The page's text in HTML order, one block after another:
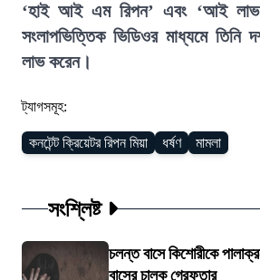
‘হাই আই এম রিপন’ এবং ‘আই
সংলাপভিত্তিক ভিডিওর মাধ্যমে তিনি
লাভ করেন।
ট্যাগসমূহ:
কনটেন্ট ক্রিয়েটর রিপন মিয়া ধর্ষণ মামলা
সংশ্লিষ্ট
চলন্ত বাসে কিশোরীকে
বাসের চালক গ্রেফতার